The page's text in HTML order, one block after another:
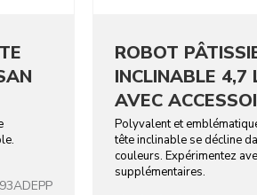
ROBOT
INCLINABLE 4,7
AVEC
Polyvalent et
tête inclinable se décline
couleurs. Expérimentez
supplémentaires.